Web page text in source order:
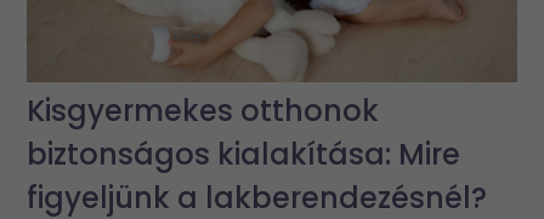
Kisgyermekes otthonok
biztonságos kialakítása: Mire
figyeljünk a lakberendezésnél?